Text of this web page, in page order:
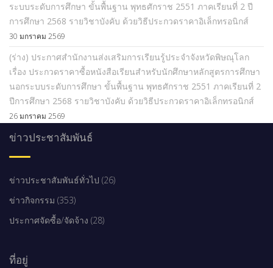
ระบบระดับการศึกษา ขั้นพื้นฐาน พุทธศักราช 2551 ภาคเรียนที่ 2 ปี
การศึกษา 2568 รายวิชาบังคับ ด้วยวิธีประกวดราคาอิเล็กทรอนิกส์
30 มกราคม 2569
(ร่าง) ประกาศสำนักงานส่งเสริมการเรียนรู้ประจำจังหวัดพิษณุโลก
เรื่อง ประกวดราคาซื้อหนังสือเรียนสำหรับนักศึกษาหลักสูตรการศึกษา
นอกระบบระดับการศึกษา ขั้นพื้นฐาน พุทธศักราช 2551 ภาคเรียนที่ 2
ปีการศึกษา 2568 รายวิชาบังคับ ด้วยวิธีประกวดราคาอิเล็กทรอนิกส์
26 มกราคม 2569
ข่าวประชาสัมพันธ์
ข่าวประชาสัมพันธ์ทั่วไป (26)
ข่าวกิจกรรม (353)
ประกาศจัดซื้อ/จัดจ้าง (28)
ที่อยู่